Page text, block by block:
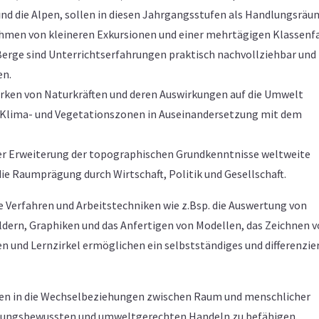
die Alpen, sollen in diesen Jahrgangsstufen als
von kleineren Exkursionen und einer mehrtägigen
sind Unterrichtserfahrungen praktisch nachvollziehbar und
von Naturkräften und deren Auswirkungen auf die Umwelt
und Vegetationszonen in Auseinandersetzung mit dem
Erweiterung der topographischen Grundkenntnisse weltweite
Raumprägung durch Wirtschaft, Politik und Gesellschaft.
und Arbeitstechniken wie z.Bsp. die Auswertung von
Graphiken und das Anfertigen von Modellen, das Zeichnen
und Lernzirkel ermöglichen ein selbstständiges und
in die Wechselbeziehungen zwischen Raum und menschlicher